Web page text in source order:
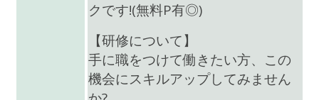
クです!(無料P有◎)
【研修について】
手に職をつけて働きたい方、この
機会にスキルアップしてみません